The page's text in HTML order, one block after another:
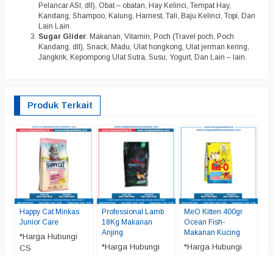
Pelancar ASI, dll), Obat – obatan, Hay Kelinci, Tempat Hay,
Kandang, Shampoo, Kalung, Harnest, Tali, Baju Kelinci, Topi, Dan
Lain Lain.
Sugar Glider: Makanan, Vitamin, Poch (Travel poch, Poch
Kandang, dll), Snack, Madu, Ulat hongkong, Ulat jerman kering,
Jangkrik, Kepompong Ulat Sutra, Susu, Yogurt, Dan Lain – lain.
Produk Terkait
Happy Cat Minkas
Junior Care
*Harga Hubungi
CS
Professional Lamb
18Kg Makanan
Anjing
*Harga Hubungi
MeO Kitten 400gr
Ocean Fish-
Makanan Kucing
*Harga Hubungi